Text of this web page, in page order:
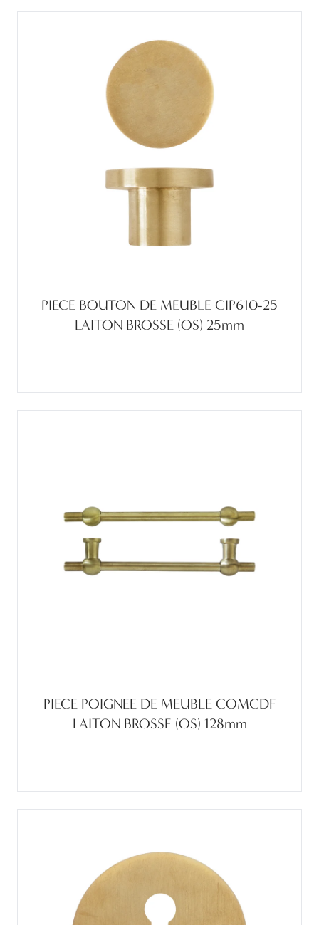
PIECE BOUTON DE MEUBLE CIP610-25
LAITON BROSSE (OS) 25mm
PIECE POIGNEE DE MEUBLE COMCDF
LAITON BROSSE (OS) 128mm